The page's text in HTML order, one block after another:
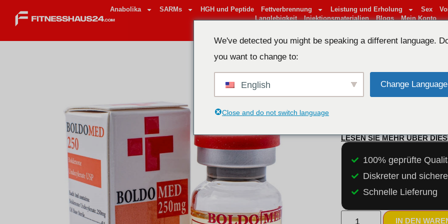
Anabolika SARMs HGH und Peptide Fettverbrennung Leistung und Erholung Sex
Langlebigkeit
Injektionsmaterialien Blogs Mein Konto
Boldenone
MEDI
LESEN SIE MEHR ÜBER
100% geprüfte
Diskreter und
Schnelle Lieferung
IN DEN
We've detected you might be speaking a different language.
you want to change to:
English Change Language
Close and do not switch language